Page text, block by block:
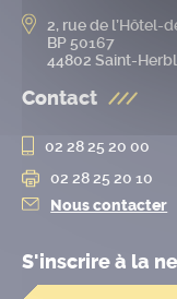
2, rue de l’Hôtel-
BP 50167
44802 Saint-
Contact
02 28 25 20 00
02 28 25 20 10
Nous contacter
S'inscrire à la